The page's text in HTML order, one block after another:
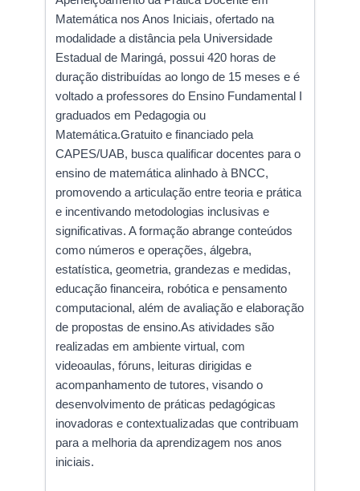
Matemática nos Anos Iniciais, ofertado na
modalidade a distância pela Universidade
Estadual de Maringá, possui 420 horas de
duração distribuídas ao longo de 15 meses e é
voltado a professores do Ensino Fundamental I
graduados em Pedagogia ou
Matemática.Gratuito e financiado pela
CAPES/UAB, busca qualificar docentes para o
ensino de matemática alinhado à BNCC,
promovendo a articulação entre teoria e prática
e incentivando metodologias inclusivas e
significativas. A formação abrange conteúdos
como números e operações, álgebra,
estatística, geometria, grandezas e medidas,
educação financeira, robótica e pensamento
computacional, além de avaliação e elaboração
de propostas de ensino.As atividades são
realizadas em ambiente virtual, com
videoaulas, fóruns, leituras dirigidas e
acompanhamento de tutores, visando o
desenvolvimento de práticas pedagógicas
inovadoras e contextualizadas que contribuam
para a melhoria da aprendizagem nos anos
iniciais.